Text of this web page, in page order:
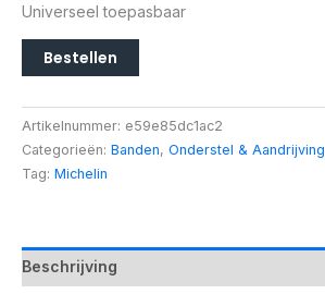
Universeel toepasbaar
Bestellen
Artikelnummer: e59e85dc1ac2
Categorieën: Banden, Onderstel & Aandrijving
Tag: Michelin
Beschrijving